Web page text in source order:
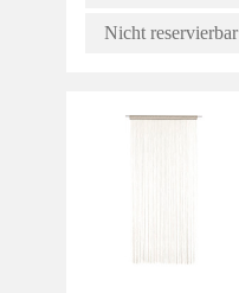
Nicht reservierbar